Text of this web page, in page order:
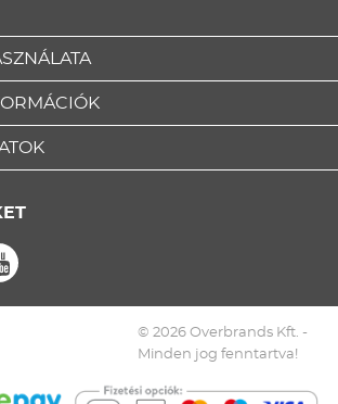
© 2026 Overbrands Kft. -
Minden jog fenntartva!